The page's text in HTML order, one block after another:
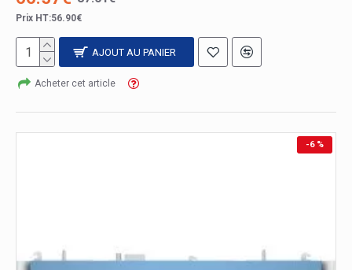
Prix HT:56.90€
AJOUT AU PANIER
Acheter cet article
-6 %